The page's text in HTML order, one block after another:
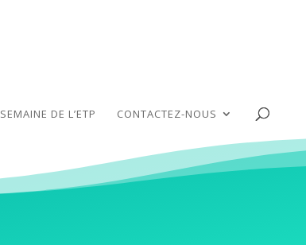
SEMAINE DE L’ETP CONTACTEZ-NOUS